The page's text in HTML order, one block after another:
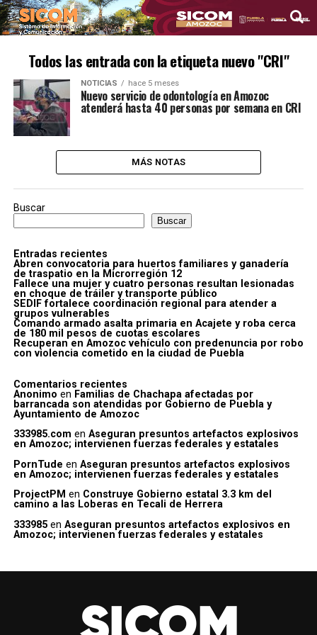
Todos las entrada con la etiqueta nuevo "CRI"
NOTICIAS hace 5 meses
Nuevo servicio de odontología en Amozoc
atenderá hasta 40 personas por semana en CRI
MÁS NOTAS
Buscar
Buscar
Entradas recientes
Abren convocatoria para huertos familiares y ganadería
de traspatio en la Microrregión 12
Fallece una mujer y cuatro personas resultan lesionadas
en choque de tráiler y transporte público
SEDIF fortalece coordinación regional para atender a
grupos vulnerables
Comando armado asalta primaria en Acajete y roba cerca
de 180 mil pesos de cuotas escolares
Recuperan en Amozoc vehículo con predenuncia por robo
con violencia cometido en la ciudad de Puebla
Comentarios recientes
Anonimo en Familias de Chachapa afectadas por
barrancada son atendidas por Gobierno de Puebla y
Ayuntamiento de Amozoc
333985.com en Aseguran presuntos artefactos explosivos
en Amozoc; intervienen fuerzas federales y estatales
PornTude en Aseguran presuntos artefactos explosivos
en Amozoc; intervienen fuerzas federales y estatales
ProjectPM en Construye Gobierno estatal 3.3 km del
camino a las Loberas en Tecali de Herrera
333985en Aseguran presuntos artefactos explosivos en
Amozoc; intervienen fuerzas federales y estatales